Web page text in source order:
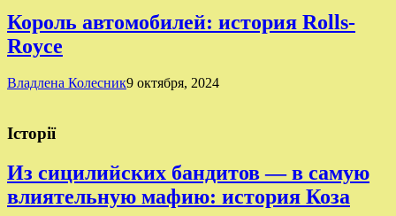
Король автомобилей: история Rolls-
Royce
Владлена Колесник9 октября, 2024
Історії
Из сицилийских бандитов — в самую
влиятельную мафию: история Коза